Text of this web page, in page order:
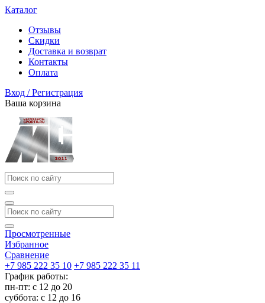
Каталог
Отзывы
Скидки
Доставка и возврат
Контакты
Оплата
Вход / Регистрация
Ваша корзина
Просмотренные
Избранное
Сравнение
+7 985 222 35 10 +7 985 222 35 11
График работы:
пн-пт: с 12 до 20
суббота: c 12 до 16